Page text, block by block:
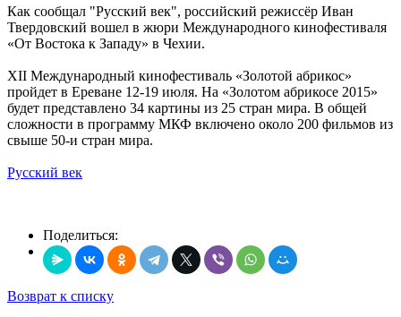
Как сообщал "Русский век", российский режиссёр Иван
Твердовский вошел в жюри Международного кинофестиваля
«От Востока к Западу» в Чехии.
XII Международный кинофестиваль «Золотой абрикос»
пройдет в Ереване 12-19 июля. На «Золотом абрикосе 2015»
будет представлено 34 картины из 25 стран мира. В общей
сложности в программу МКФ включено около 200 фильмов из
свыше 50-и стран мира.
Русский век
Поделиться:
Возврат к списку